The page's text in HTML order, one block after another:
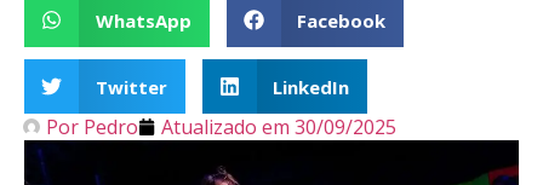
WhatsApp Facebook
Twitter LinkedIn
Por Pedro Atualizado em 30/09/2025